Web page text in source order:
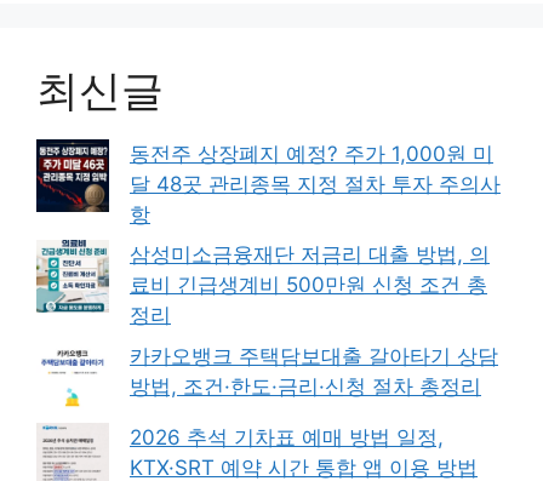
최신글
동전주 상장폐지 예정? 주가 1,000원 미
달 48곳 관리종목 지정 절차 투자 주의사
항
삼성미소금융재단 저금리 대출 방법, 의
료비 긴급생계비 500만원 신청 조건 총
정리
카카오뱅크 주택담보대출 갈아타기 상담
방법, 조건·한도·금리·신청 절차 총정리
2026 추석 기차표 예매 방법 일정,
KTX·SRT 예약 시간 통합 앱 이용 방법